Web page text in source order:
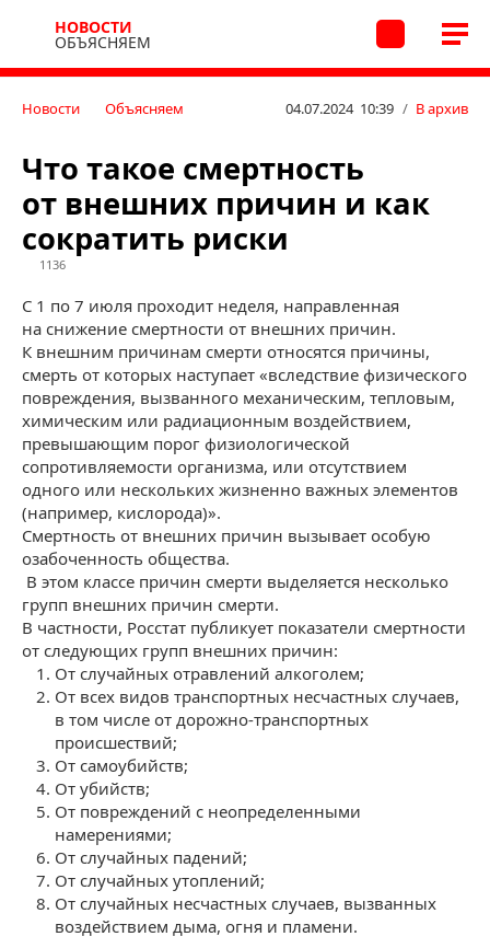
НОВОСТИ
ОБЪЯСНЯЕМ
Новости Объясняем 04.07.2024 10:39 / В архив
Что такое смертность
от внешних причин и как
сократить риски
1136
С 1 по 7 июля проходит неделя, направленная
на снижение смертности от внешних причин.
К внешним причинам смерти относятся причины,
смерть от которых наступает «вследствие физического
повреждения, вызванного механическим, тепловым,
химическим или радиационным воздействием,
превышающим порог физиологической
сопротивляемости организма, или отсутствием
одного или нескольких жизненно важных элементов
(например, кислорода)».
Смертность от внешних причин вызывает особую
озабоченность общества.
В этом классе причин смерти выделяется несколько
групп внешних причин смерти.
В частности, Росстат публикует показатели смертности
от следующих групп внешних причин:
От случайных отравлений алкоголем;
От всех видов транспортных несчастных случаев,
в том числе от дорожно-транспортных
происшествий;
От самоубийств;
От убийств;
От повреждений с неопределенными
намерениями;
От случайных падений;
От случайных утоплений;
От случайных несчастных случаев, вызванных
воздействием дыма, огня и пламени.